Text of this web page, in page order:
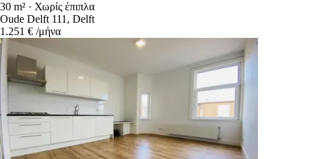
30 m² · Χωρίς έπιπλα
Oude Delft 111, Delft
1.251 € /μήνα